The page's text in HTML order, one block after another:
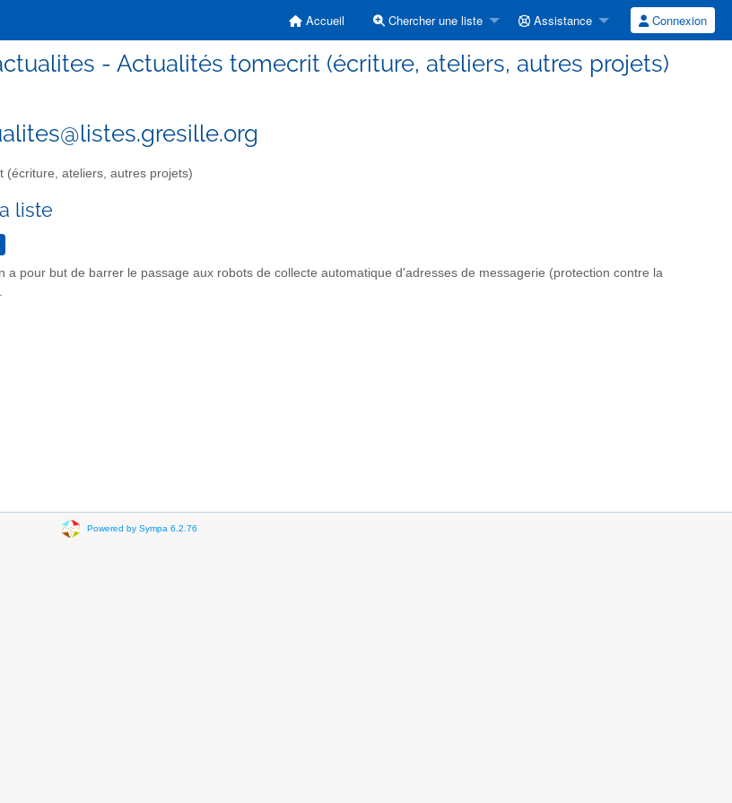
Accueil Chercher une liste Assistance Connexion
- Actualités tomecrit (écriture, ateliers, autres projets)
(écriture, ateliers, autres projets)
liste
a pour but de barrer le passage aux robots de collecte automatique d'adresses de messagerie (protection contre la
Powered by Sympa 6.2.76